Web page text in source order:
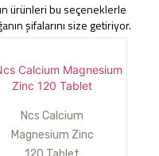
ürünleri bu seçeneklerle
şifalarını size getiriyor.
Ncs Calcium
Magnesium Zinc